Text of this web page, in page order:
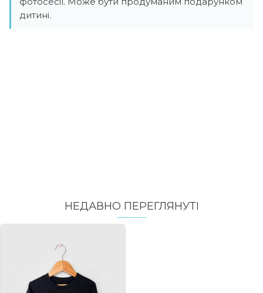
дитині.
НЕДАВНО ПЕРЕГЛЯНУТI